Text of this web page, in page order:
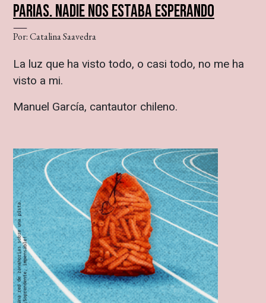
PARIAS. NADIE NOS ESTABA ESPERANDO
Por: Catalina Saavedra
La luz que ha visto todo, o casi todo, no me ha
visto a mi.
Manuel García, cantautor chileno.